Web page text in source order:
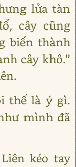
lửa tàn
cây cũng
biến thành
cây khô.”
thế là ý gì.
mình đã
kéo tay